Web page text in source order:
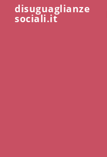
disuguaglianze
sociali.it